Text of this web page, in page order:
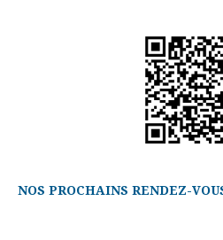
NOS PROCHAINS RENDEZ-